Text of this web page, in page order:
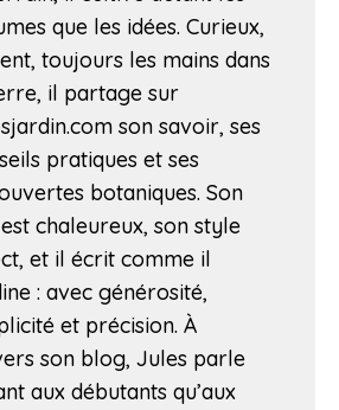
que les idées. Curieux,
toujours les mains dans
il partage sur
son savoir, ses
pratiques et ses
botaniques. Son
chaleureux, son style
et il écrit comme il
: avec générosité,
et précision. À
son blog, Jules parle
aux débutants qu’aux